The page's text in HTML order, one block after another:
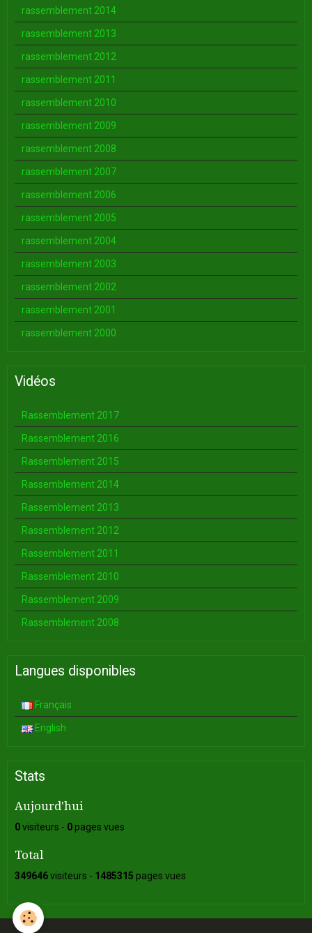
rassemblement 2014
rassemblement 2013
rassemblement 2012
rassemblement 2011
rassemblement 2010
rassemblement 2009
rassemblement 2008
rassemblement 2007
rassemblement 2006
rassemblement 2005
rassemblement 2004
rassemblement 2003
rassemblement 2002
rassemblement 2001
rassemblement 2000
Vidéos
Rassemblement 2017
Rassemblement 2016
Rassemblement 2015
Rassemblement 2014
Rassemblement 2013
Rassemblement 2012
Rassemblement 2011
Rassemblement 2010
Rassemblement 2009
Rassemblement 2008
Langues disponibles
Français
English
Stats
Aujourd'hui
0visiteurs - 0pages vues
Total
349646visiteurs - 1485315 pages vues